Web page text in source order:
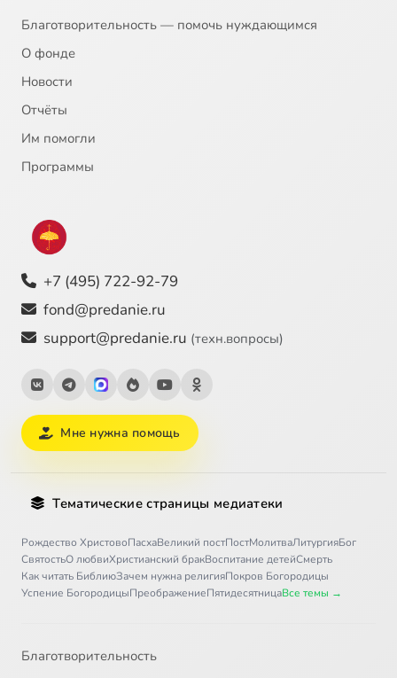
Благотворительность — помочь нуждающимся
О фонде
Новости
Отчёты
Им помогли
Программы
+7 (495) 722-92-79
fond@predanie.ru
support@predanie.ru (техн.вопросы)
Мне нужна помощь
Тематические страницы медиатеки
Рождество ХристовоПасхаВеликий постПостМолитваЛитургияБог
СвятостьО любвиХристианский бракВоспитание детейСмерть
Как читать БиблиюЗачем нужна религияПокров Богородицы
Успение БогородицыПреображениеПятидесятницаВсе темы →
Благотворительность